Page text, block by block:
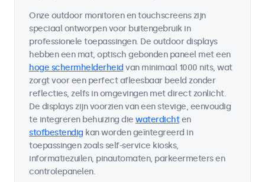
Onze outdoor monitoren en touchscreens zijn
speciaal ontworpen voor buitengebruik in
professionele toepassingen. De outdoor displays
hebben een mat, optisch gebonden paneel met een
hoge schermhelderheid van minimaal 1000 nits, wat
zorgt voor een perfect afleesbaar beeld zonder
reflecties, zelfs in omgevingen met direct zonlicht.
De displays zijn voorzien van een stevige, eenvoudig
te integreren behuizing die waterdichten
stofbestendig kan worden geïntegreerd in
toepassingen zoals self-service kiosks,
informatiezuilen, pinautomaten, parkeermeters en
controlepanelen.